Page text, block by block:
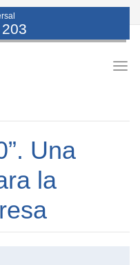
Una
la